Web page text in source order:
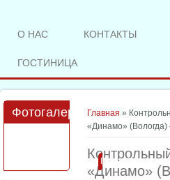
О НАС КОНТАКТЫ
ГОСТИНИЦА
Вы здесь
Главная »
«Динамо» (Вологда)
«Динамо»
Фотогалерея
Подробнее